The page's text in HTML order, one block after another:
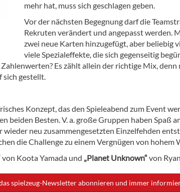
mehr hat, muss sich geschlagen geben.
Vor der nächsten Begegnung darf die
Rekruten verändert und angepasst werden.
zwei neue Karten hinzugefügt, aber beliebig
viele Spezialeffekte, die sich gegenseitig
Es zählt allein der richtige Mix, denn
sich gestellt.
Konzept, das den Spieleabend zum Event
beiden Besten. V. a. große Gruppen haben Spaß
wieder neu zusammengesetzten Einzelfehden
die Challenge zu einem Vergnügen von hohem
von Koota Yamada und „Planet Unknown“von
spielzeug-Newsletter abonnieren und immer